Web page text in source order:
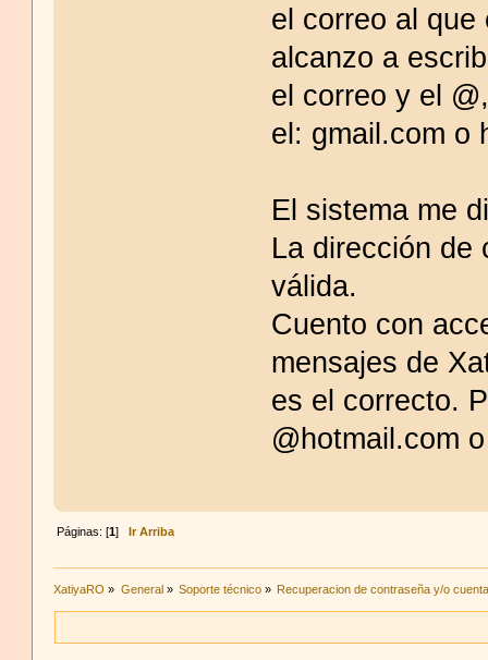
el correo al
alcanzo a
el correo y el
el: gmail.com o
El sistema me
La dirección de
válida.
Cuento con
mensajes de
es el correcto.
@hotmail.com
Páginas: [1] Ir Arriba
XatiyaRO » General » Soporte técnico » Recuperacion de contraseña y/o